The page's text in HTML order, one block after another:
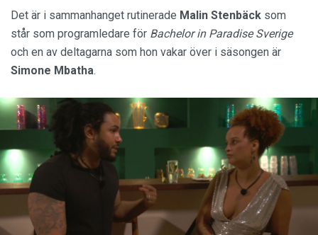
Det är i sammanhanget rutinerade Malin Stenbäck som
står som programledare för Bachelor in Paradise Sverige
och en av deltagarna som hon vakar över i säsongen är
Simone Mbatha.